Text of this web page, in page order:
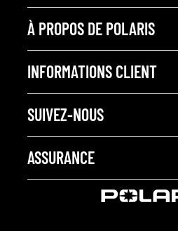
À PROPOS DE POLARIS
INFORMATIONS CLIENT
SUIVEZ-NOUS
ASSURANCE